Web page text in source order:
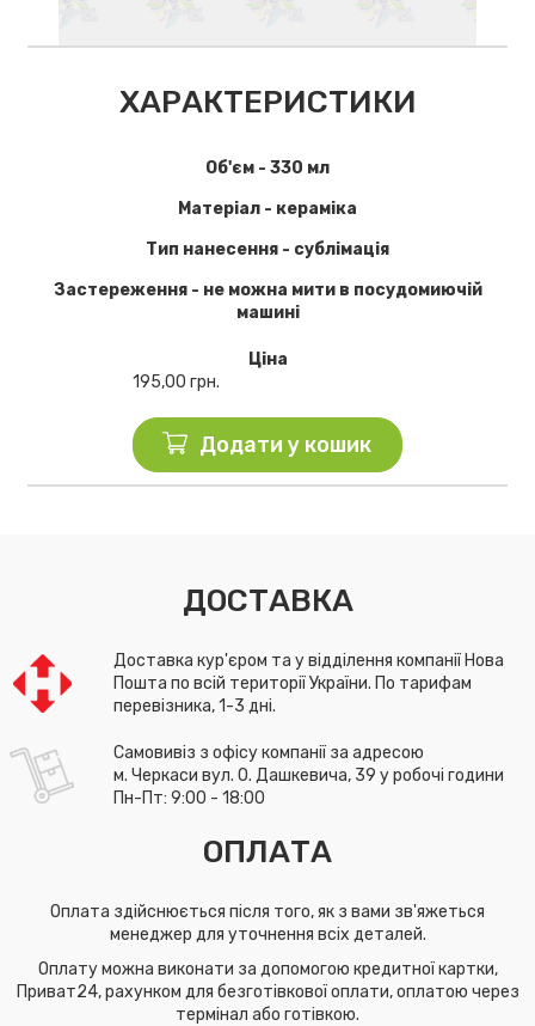
ХАРАКТЕРИСТИКИ
Об'єм - 330 мл
Матеріал - кераміка
Тип нанесення - сублімація
Застереження - не можна мити в посудомиючій
машині
Ціна
195,00 грн.
Додати у кошик
ДОСТАВКА
Доставка кур'єром та у відділення компанії Нова
Пошта по всій території України. По тарифам
перевізника, 1-3 дні.
Самовивіз з офісу компанії за адресою
м. Черкаси вул. О. Дашкевича, 39 у робочі години
Пн-Пт: 9:00 - 18:00
ОПЛАТА
Оплата здійснюється після того, як з вами зв'яжеться
менеджер для уточнення всіх деталей.
Оплату можна виконати за допомогою кредитної картки,
Приват24, рахунком для безготівкової оплати, оплатою через
термінал або готівкою.